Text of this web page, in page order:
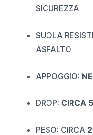
SICUREZZA
SUOLA
ASFALTO
APPOGGIO:
DROP: CIRCA
PESO: CIRCA